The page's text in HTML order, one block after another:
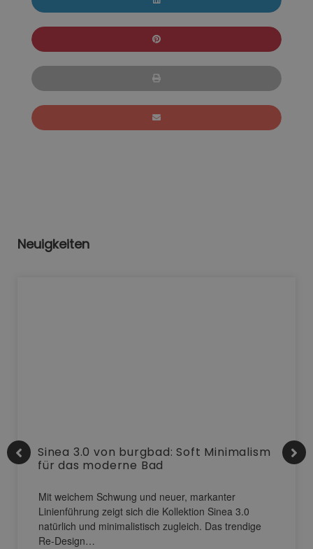
Neuigkeiten
Sinea 3.0 von burgbad: Soft Minimalism
für das moderne Bad
Mit weichem Schwung und neuer, markanter
Linienführung zeigt sich die Kollektion Sinea 3.0
natürlich und minimalistisch zugleich. Das trendige
Re-Design…